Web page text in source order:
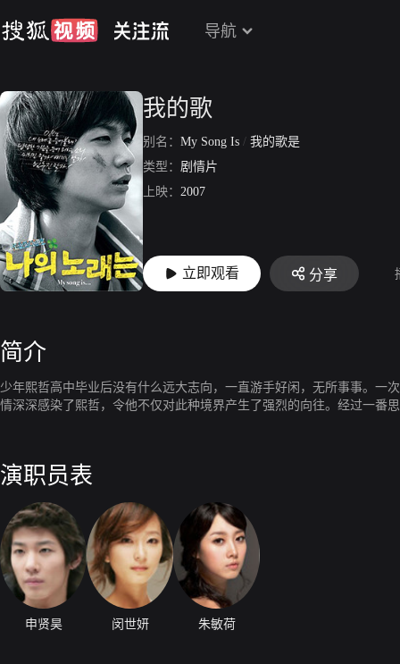
导航
我的歌
别名： My Song Is / 我的歌是
类型： 剧情片
上映： 2007
立即观看 分享
简介
少年熙哲高中毕业后没有什么远大志向，一直游手好闲，无所事事。一
情深深感染了熙哲，令他不仅对此种境界产生了强烈的向往。经过一番
演职员表
申贤昊 闵世妍 朱敏荷